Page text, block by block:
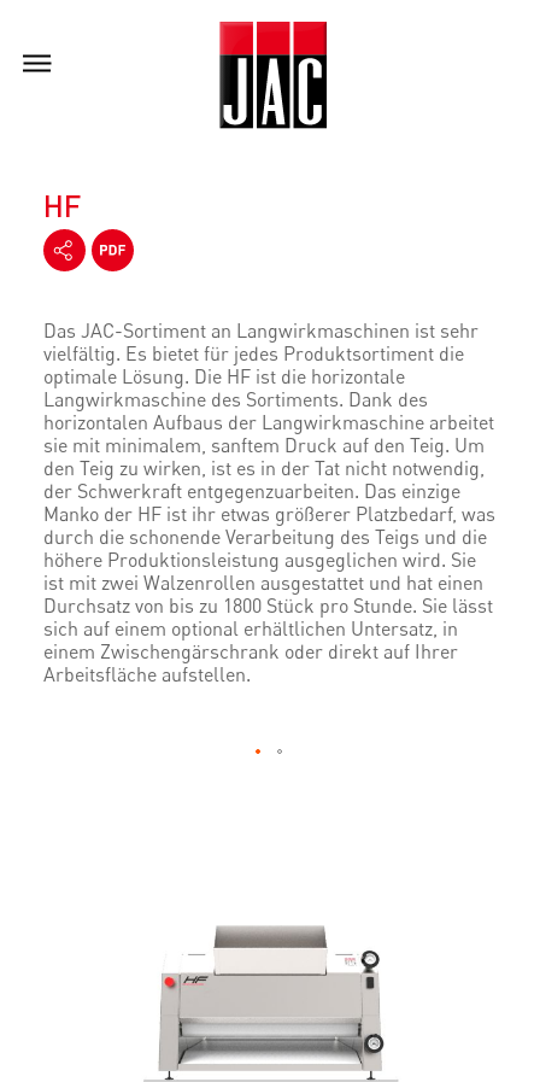
HF
Das JAC-Sortiment an Langwirkmaschinen ist sehr
vielfältig. Es bietet für jedes Produktsortiment die
optimale Lösung. Die HF ist die horizontale
Langwirkmaschine des Sortiments. Dank des
horizontalen Aufbaus der Langwirkmaschine arbeitet
sie mit minimalem, sanftem Druck auf den Teig. Um
den Teig zu wirken, ist es in der Tat nicht notwendig,
der Schwerkraft entgegenzuarbeiten. Das einzige
Manko der HF ist ihr etwas größerer Platzbedarf, was
durch die schonende Verarbeitung des Teigs und die
höhere Produktionsleistung ausgeglichen wird. Sie
ist mit zwei Walzenrollen ausgestattet und hat einen
Durchsatz von bis zu 1800 Stück pro Stunde. Sie lässt
sich auf einem optional erhältlichen Untersatz, in
einem Zwischengärschrank oder direkt auf Ihrer
Arbeitsfläche aufstellen.